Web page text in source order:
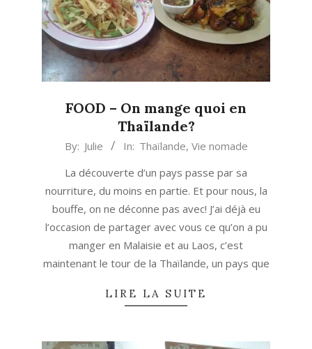
FOOD – On mange quoi en
Thaïlande?
2018-By: Julie In: Thaïlande, Vie nomade
La découverte d’un pays passe par sa
nourriture, du moins en partie. Et pour nous, la
bouffe, on ne déconne pas avec! J’ai déjà eu
l’occasion de partager avec vous ce qu’on a pu
manger en Malaisie et au Laos, c’est
maintenant le tour de la Thaïlande, un pays que
LIRE LA SUITE